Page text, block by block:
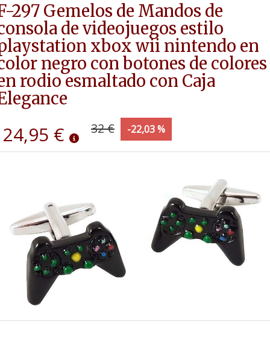
297 Gemelos de Mandos de
de videojuegos estilo
xbox wii nintendo en
negro con botones de colores
rodio esmaltado con Caja
24,95 € 32 € -22,03 %